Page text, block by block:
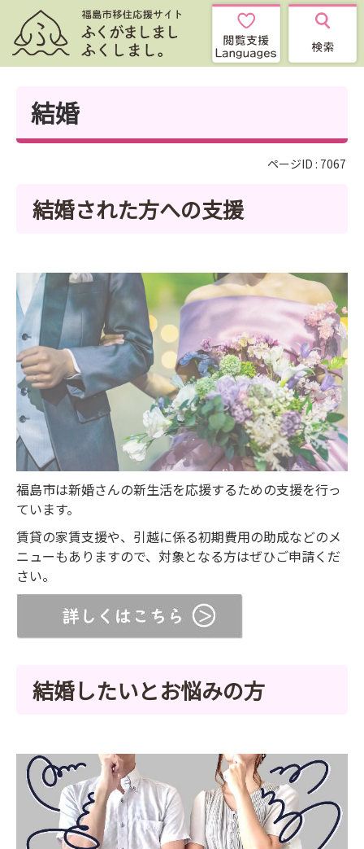
結婚
ページID : 7067
結婚された方への支援
福島市は新婚さんの新生活を応援するための支援を行っ
ています。
賃貸の家賃支援や、引越に係る初期費用の助成などのメ
ニューもありますので、対象となる方はぜひご申請くだ
さい。
結婚したいとお悩みの方